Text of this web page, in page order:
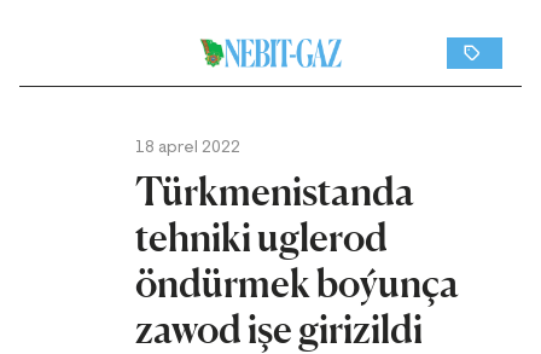
18 aprel 2022
Türkmenistanda
tehniki uglerod
öndürmek boýunça
zawod işe girizildi